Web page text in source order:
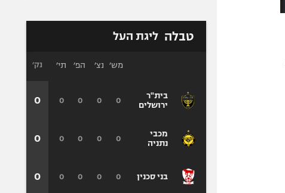
טבלה ליגת העל
בית"ר
ירושלים
מכבי
נתניה
בני סכנין
מש׳ נצ׳ הפ׳ תי׳
0
0
0
0
0
0
0
0
0
0
0
0
נק׳
0
0
0